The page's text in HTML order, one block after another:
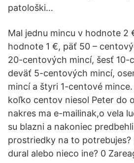
patološki…
Mal jednu mincu v hodnote 2
hodnote 1 €, päť 50 –
20-centových mincí, šesť 10-
deväť 5-centových mincí,
mincí a štyri 1-centové
koľko centov niesol Peter do
nakres ma e-mailinak,o vela
su blazni a nakoniec
prostriedky na to potrebujes?
dural alebo nieco ine? 0